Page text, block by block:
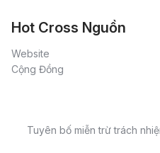
Hot Cross Nguồn
Website
Cộng Đồng
Tuyên bố miễn trừ trách